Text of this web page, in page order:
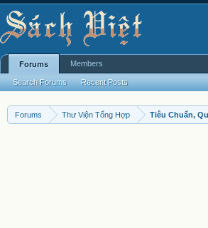
Forums Thư Viện Tổng Hợp Tiêu Chuẩn,
Forums
Search Forums Recent Posts
Members